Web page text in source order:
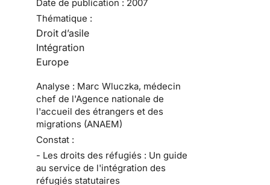
Date de publication : 2007
Thématique :
Droit d’asile
Intégration
Europe
Analyse : Marc Wluczka, médecin
chef de l'Agence nationale de
l'accueil des étrangers et des
migrations (ANAEM)
Constat :
- Les droits des réfugiés : Un guide
au service de l'intégration des
réfugiés statutaires